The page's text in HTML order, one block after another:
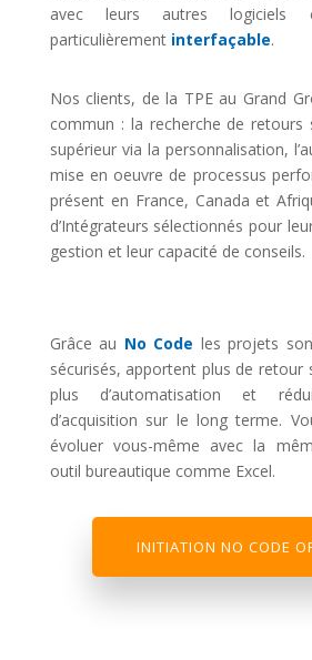
avec leurs autres logiciels
particulièrement interfaçable.
Nos clients, de la TPE au Grand
commun : la recherche de retours
supérieur via la personnalisation,
mise en oeuvre de processus
présent en France, Canada et
d’Intégrateurs sélectionnés pour
gestion et leur capacité de conseils.
Grâce au No Code les projets
sécurisés, apportent plus de retour
plus d’automatisation et
d’acquisition sur le long terme.
évoluer vous-même avec la
outil bureautique comme Excel.
INITIATION NO CODE